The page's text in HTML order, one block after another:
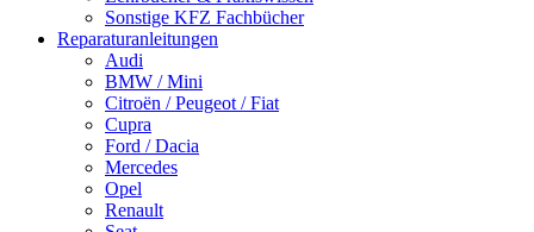
Sonstige KFZ Fachbücher
Reparaturanleitungen
Audi
BMW / Mini
Citroën / Peugeot / Fiat
Cupra
Ford / Dacia
Mercedes
Opel
Renault